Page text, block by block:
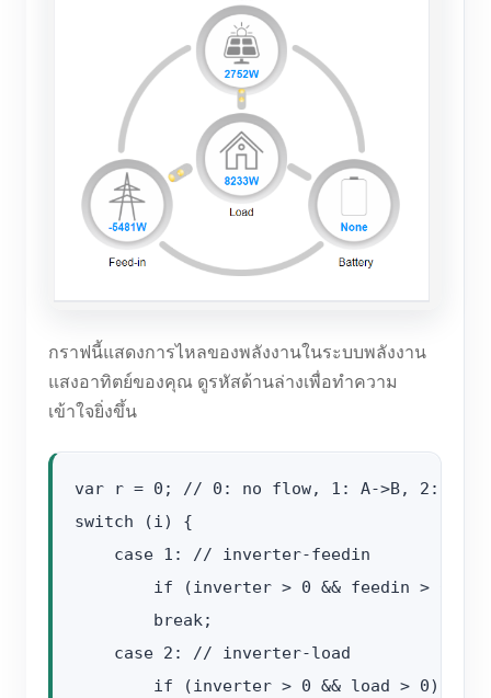
กราฟนี้แสดงการไหลของพลังงานในระบบพลังงาน
แสงอาทิตย์ของคุณ ดูรหัสด้านล่างเพื่อทำความ
เข้าใจยิ่งขึ้น
var r = 0; // 0: no flow, 1: A->B, 2: B-
switch (i) {
    case 1: // inverter-feedin
if (inverter > 0 && feedin > 0) r
        break;
    case 2: // inverter-load
if (inverter > 0 && load > 0) r =